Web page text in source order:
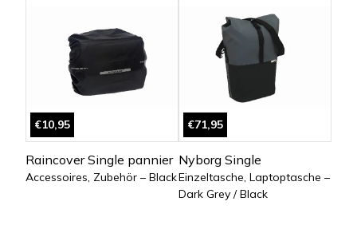
€10,95
Raincover Single pannier
Accessoires, Zubehör – Black
€71,95
Nyborg Single
Einzeltasche, Laptoptasche –
Dark Grey / Black